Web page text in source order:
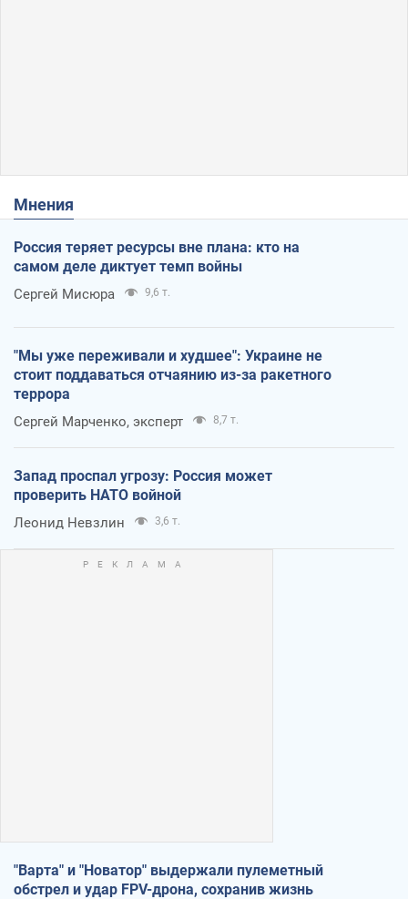
Мнения
Россия теряет ресурсы вне плана: кто на
самом деле диктует темп войны
Сергей Мисюра 9,6 т.
"Мы уже переживали и худшее": Украине не
стоит поддаваться отчаянию из-за ракетного
террора
Сергей Марченко, эксперт 8,7 т.
Запад проспал угрозу: Россия может
проверить НАТО войной
Леонид Невзлин 3,6 т.
"Варта" и "Новатор" выдержали пулеметный
обстрел и удар FPV-дрона, сохранив жизнь